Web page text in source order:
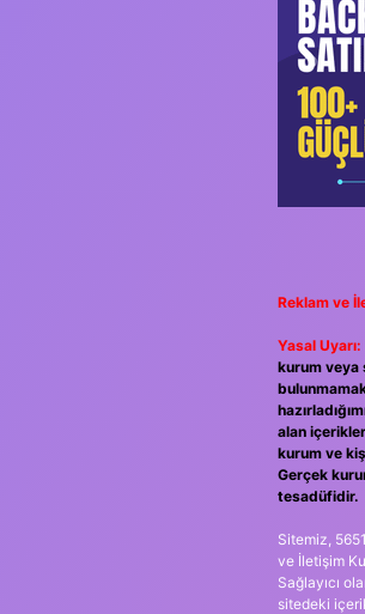
Reklam ve
Yasal Uyarı:
kurum veya
alan
kurum ve
Gerçek
tesadüfidir.
Sitemiz,
ve İletişim
Sağlayıcı
sitedeki